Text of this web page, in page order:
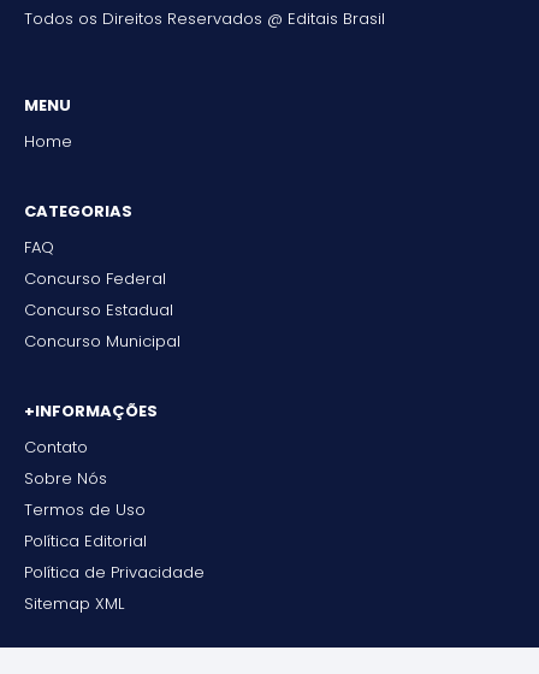
Todos os Direitos Reservados @ Editais Brasil
MENU
Home
CATEGORIAS
FAQ
Concurso Federal
Concurso Estadual
Concurso Municipal
+INFORMAÇÕES
Contato
Sobre Nós
Termos de Uso
Política Editorial
Política de Privacidade
Sitemap XML